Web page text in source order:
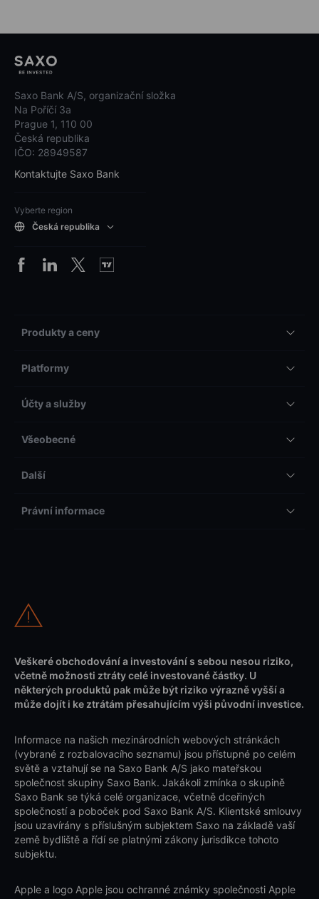
Saxo Bank A/S, organizační složka
Na Poříčí 3a
Prague 1, 110 00
Česká republika
IČO: 28949587
Kontaktujte Saxo Bank
Vyberte region
Česká republika
Produkty a ceny
Platformy
Účty a služby
Všeobecné
Další
Právní informace
Veškeré obchodování a investování s sebou nesou riziko,
včetně možnosti ztráty celé investované částky. U
některých produktů pak může být riziko výrazně vyšší a
může dojít i ke ztrátám přesahujícím výši původní investice.
Informace na našich mezinárodních webových stránkách
(vybrané z rozbalovacího seznamu) jsou přístupné po celém
světě a vztahují se na Saxo Bank A/S jako mateřskou
společnost skupiny Saxo Bank. Jakákoli zmínka o skupině
Saxo Bank se týká celé organizace, včetně dceřiných
společností a poboček pod Saxo Bank A/S. Klientské smlouvy
jsou uzavírány s příslušným subjektem Saxo na základě vaší
země bydliště a řídí se platnými zákony jurisdikce tohoto
subjektu.
Apple a logo Apple jsou ochranné známky společnosti Apple